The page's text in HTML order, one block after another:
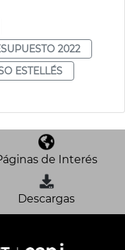
2022
ESTELLÉS
de Interés
Descargas